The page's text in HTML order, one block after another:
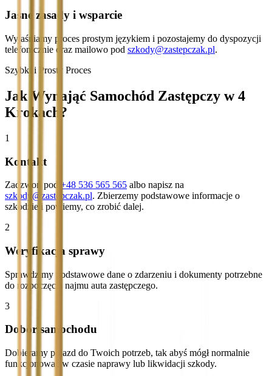
Jasne zasady i wsparcie
Wyjaśniamy proces prostym językiem i pozostajemy do dyspozycji
telefonicznie oraz mailowo pod szkody@zastepczak.pl.
Szybki i Prosty Proces
Jak Wynająć Samochód Zastępczy w 4
Krokach?
1
Kontakt
Zadzwoń pod +48 536 565 565 albo napisz na
szkody@zastepczak.pl. Zbierzemy podstawowe informacje o
szkodzie i powiemy, co zrobić dalej.
2
Weryfikacja sprawy
Sprawdzimy podstawowe dane o zdarzeniu i dokumenty potrzebne
do rozpoczęcia najmu auta zastępczego.
3
Dobór samochodu
Dobieramy pojazd do Twoich potrzeb, tak abyś mógł normalnie
funkcjonować w czasie naprawy lub likwidacji szkody.